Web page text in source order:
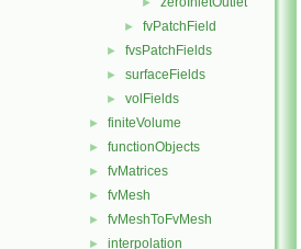
► fvPatchField
► fvsPatchFields
► surfaceFields
► volFields
► finiteVolume
► functionObjects
► fvMatrices
► fvMesh
► fvMeshToFvMesh
► interpolation